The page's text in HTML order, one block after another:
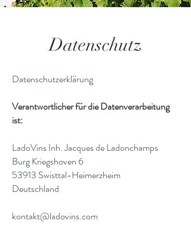
Datenschutz
Datenschutzerklärung
Verantwortlicher für die Datenverarbeitung
ist:
LadoVins Inh. Jacques de Ladonchamps
Burg Kriegshoven 6
53913 Swisttal-Heimerzheim
Deutschland
kontakt@ladovins.com